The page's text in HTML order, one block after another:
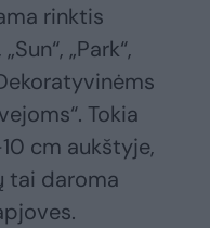
rinktis
„Park“,
Tokia
cm aukštyje,
tai daroma